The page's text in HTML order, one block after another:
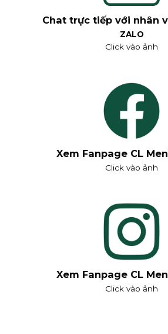
Chat trực tiếp với nhân
ZALO
Click vào ảnh
Xem Fanpage CL
Click vào ảnh
Xem Fanpage CL
Click vào ảnh